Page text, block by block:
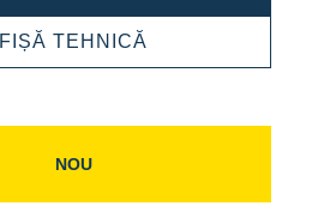
ION
850200000
FIȘĂ TEHNICĂ
NOU